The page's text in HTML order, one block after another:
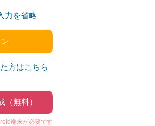
力を省略
方はこちら
（無料）
端末が必要です